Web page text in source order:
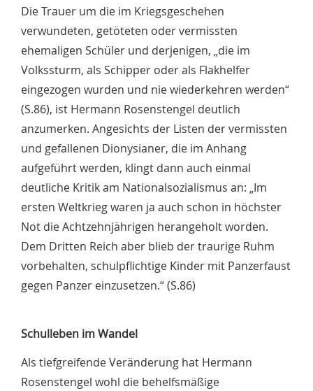
Die Trauer um die im Kriegsgeschehen
verwundeten, getöteten oder vermissten
ehemaligen Schüler und derjenigen, „die im
Volkssturm, als Schipper oder als Flakhelfer
eingezogen wurden und nie wiederkehren werden“
(S.86), ist Hermann Rosenstengel deutlich
anzumerken. Angesichts der Listen der vermissten
und gefallenen Dionysianer, die im Anhang
aufgeführt werden, klingt dann auch einmal
deutliche Kritik am Nationalsozialismus an: „Im
ersten Weltkrieg waren ja auch schon in höchster
Not die Achtzehnjährigen herangeholt worden.
Dem Dritten Reich aber blieb der traurige Ruhm
vorbehalten, schulpflichtige Kinder mit Panzerfaust
gegen Panzer einzusetzen.“ (S.86)
Schulleben im Wandel
Als tiefgreifende Veränderung hat Hermann
Rosenstengel wohl die behelfsmäßige